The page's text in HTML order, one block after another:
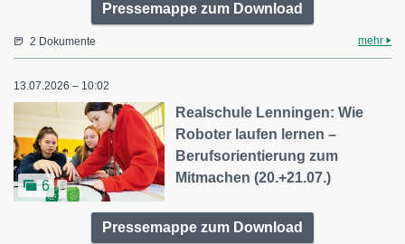
Pressemappe zum Download
2 Dokumente mehr
13.07.2026 – 10:02
6
Realschule Lenningen: Wie
Roboter laufen lernen –
Berufsorientierung zum
Mitmachen (20.+21.07.)
Pressemappe zum Download